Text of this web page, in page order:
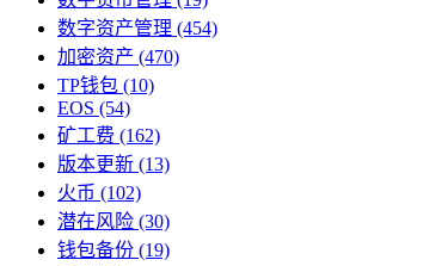
数字资产管理 (454)
加密资产 (470)
TP钱包 (10)
EOS (54)
矿工费 (162)
版本更新 (13)
火币 (102)
潜在风险 (30)
钱包备份 (19)